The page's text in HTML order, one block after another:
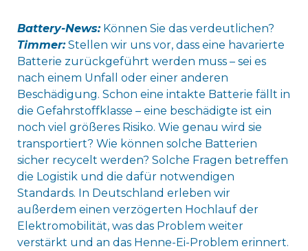
Battery-News:Können Sie das verdeutlichen?
Timmer:Stellen wir uns vor, dass eine havarierte
Batterie zurückgeführt werden muss – sei es
nach einem Unfall oder einer anderen
Beschädigung. Schon eine intakte Batterie fällt in
die Gefahrstoffklasse – eine beschädigte ist ein
noch viel größeres Risiko. Wie genau wird sie
transportiert? Wie können solche Batterien
sicher recycelt werden? Solche Fragen betreffen
die Logistik und die dafür notwendigen
Standards. In Deutschland erleben wir
außerdem einen verzögerten Hochlauf der
Elektromobilität, was das Problem weiter
verstärkt und an das Henne-Ei-Problem erinnert.